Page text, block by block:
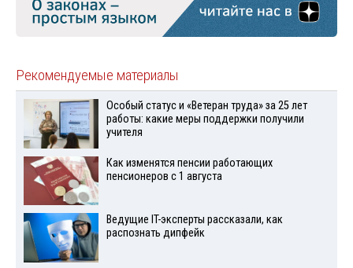
Рекомендуемые материалы
Особый статус и «Ветеран труда» за 25 лет
работы: какие меры поддержки получили
учителя
Как изменятся пенсии работающих
пенсионеров с 1 августа
Ведущие IT-эксперты рассказали, как
распознать дипфейк